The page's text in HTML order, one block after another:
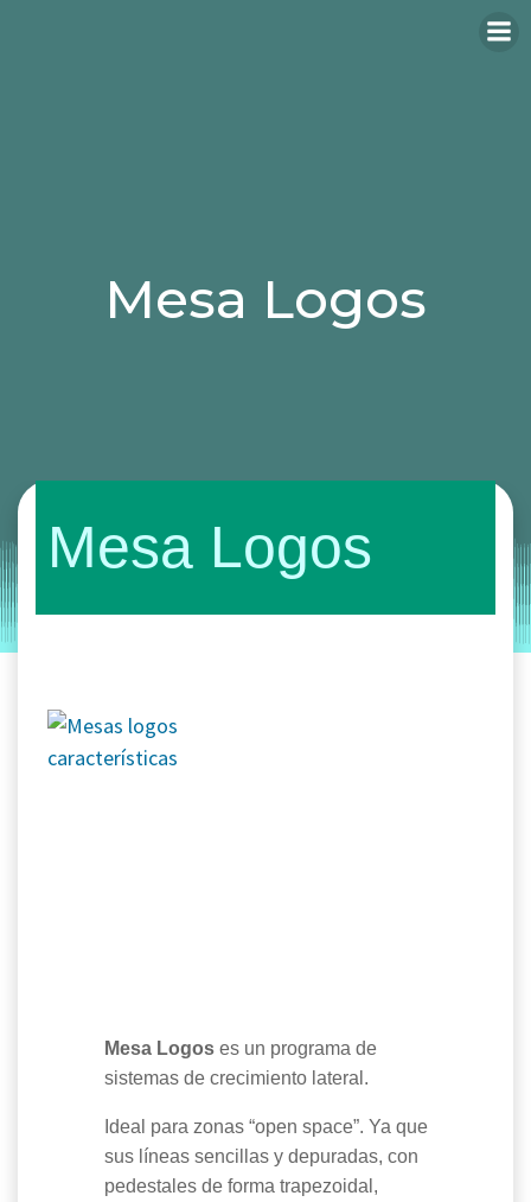
Mesa Logos
Entorno | on marzo 18, 2019
Mesa Logos
Mesa Logos es un programa de
sistemas de crecimiento lateral.
Ideal para zonas “open space”. Ya que
sus líneas sencillas y depuradas, con
pedestales de forma trapezoidal,